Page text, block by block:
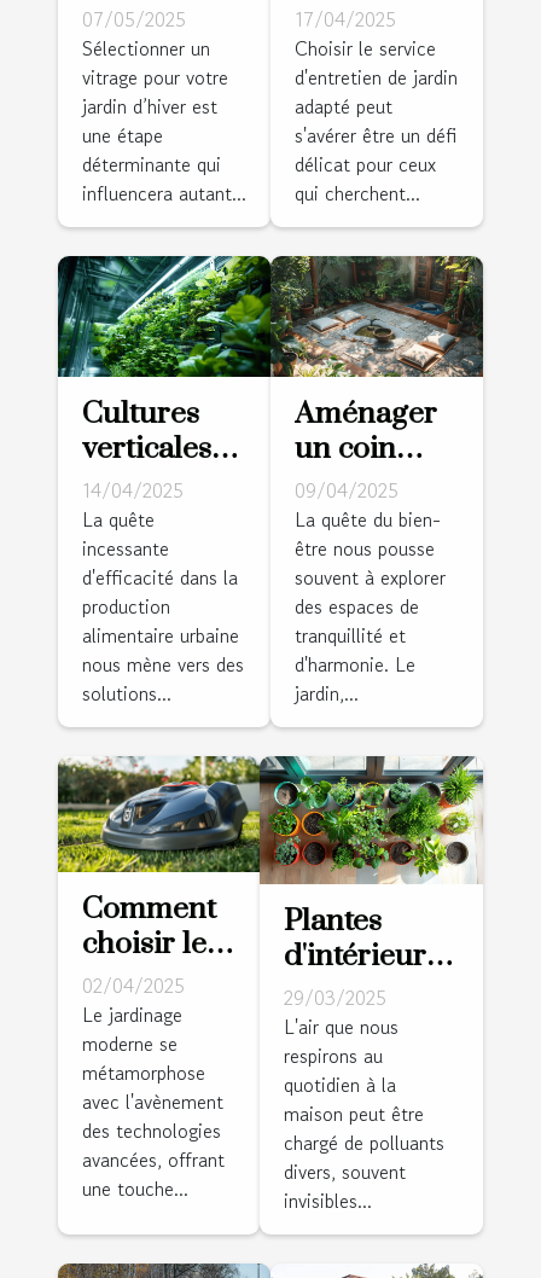
choisir le
vitrage
idéal pour
votre jardin
d’hiver
07/05/2025
Sélectionner un
vitrage pour votre
jardin d’hiver est
une étape
déterminante qui
influencera autant...
bon service
d'entretien
de jardin
pour votre
espace vert
17/04/2025
Choisir le service
d'entretien de jardin
adapté peut
s'avérer être un défi
délicat pour ceux
qui cherchent...
Cultures
verticales
en petits
espaces
techniques
et
avantages
pour
maximiser
votre
rendement
14/04/2025
La quête
incessante
d'efficacité dans la
production
alimentaire urbaine
nous mène vers des
solutions...
Aménager
un coin
méditation
dans son
jardin idées
et bénéfices
09/04/2025
La quête du bien-
être nous pousse
souvent à explorer
des espaces de
tranquillité et
d'harmonie. Le
jardin,...
Comment
choisir le
meilleur
robot de
tonte pour
votre
jardin en
2025
02/04/2025
Le jardinage
moderne se
métamorphose
avec l'avènement
des technologies
avancées, offrant
une touche...
Plantes
d'intérieur
dépolluantes
et faciles à
entretenir
pour un air
pur
29/03/2025
L'air que nous
respirons au
quotidien à la
maison peut être
chargé de polluants
divers, souvent
invisibles...